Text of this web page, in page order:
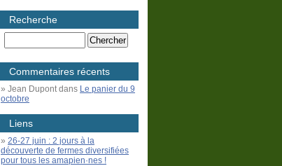
Recherche
Commentaires récents
Jean Dupontdans Le panier du 9
octobre
Liens
26-27 juin : 2 jours à la
découverte de fermes diversifiées
pour tous les amapien·nes !